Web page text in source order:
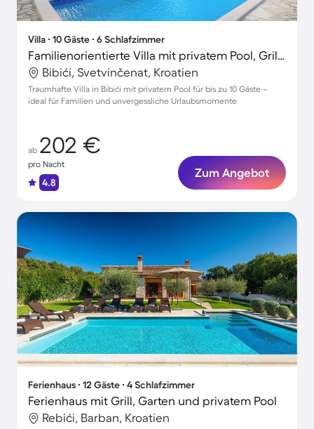
Villa ∙ 10 Gäste ∙ 6 Schlafzimmer
Familienorientierte Villa mit privatem Pool, Grill und Terrasse
Bibići, Svetvinčenat, Kroatien
Traumhafte Villa in Bibići mit privatem Pool für bis zu 10 Gäste –
ideal für Familien und unvergessliche Urlaubsmomente
ab 202 €
pro Nacht
4.8
Zum Angebot
Ferienhaus ∙ 12 Gäste ∙ 4 Schlafzimmer
Ferienhaus mit Grill, Garten und privatem Pool
Rebići, Barban, Kroatien